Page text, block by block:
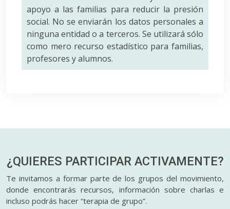
apoyo a las familias para reducir la presión
social. No se enviarán los datos personales a
ninguna entidad o a terceros. Se utilizará sólo
como mero recurso estadístico para familias,
profesores y alumnos.
¿QUIERES PARTICIPAR ACTIVAMENTE?
Te invitamos a formar parte de los grupos del movimiento,
donde encontrarás recursos, información sobre charlas e
incluso podrás hacer “terapia de grupo”.